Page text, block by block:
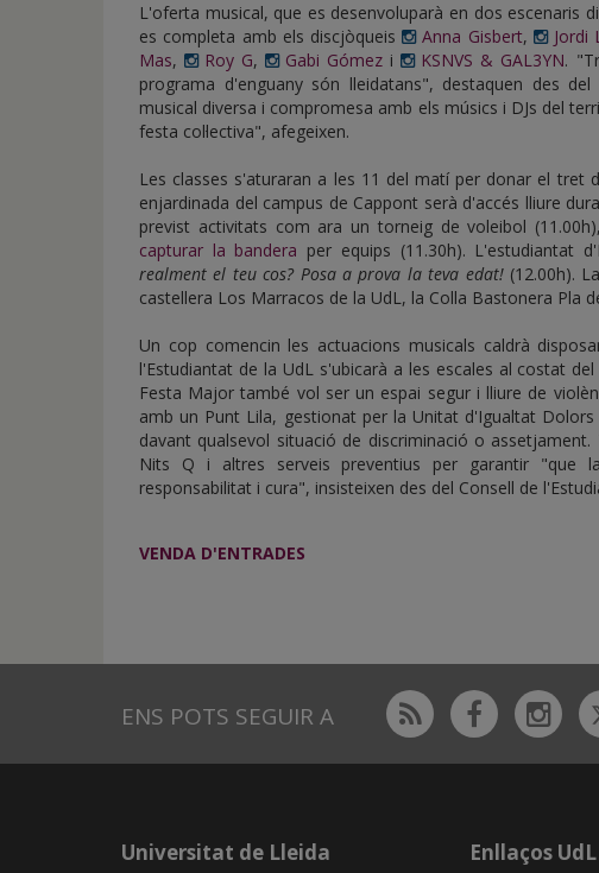
L'oferta musical, que es desenvoluparà en dos escenaris
es completa amb els discjòqueis
Anna Gisbert, Jordi
Mas, Roy G, Gabi Gómez i KSNVS & GAL3YN.
programa d'enguany són lleidatans", destaquen des
musical diversa i compromesa amb els músics i DJs del
festa col·lectiva", afegeixen.
Les classes s'aturaran a les 11 del matí per donar el tret
enjardinada del campus de Cappont serà d'accés lliure
previst activitats com ara un torneig de voleibol (11.00h),
capturar la bandera per equips (11.30h). L'estudiantat
realment el teu cos? Posa a prova la teva edat!(12.00h).
castellera Los Marracos de la UdL, la Colla Bastonera Pla
Un cop comencin les actuacions musicals caldrà
l'Estudiantat de la UdL s'ubicarà a les escales al costat
Festa Major també vol ser un espai segur i lliure de
amb un Punt Lila, gestionat per la Unitat d'Igualtat
davant qualsevol situació de discriminació o
Nits Q i altres serveis preventius per garantir "que
responsabilitat i cura", insisteixen des del Consell de
VENDA D'ENTRADES
ENS POTS SEGUIR A Rss Facebook
Universitat de Lleida Enllaços UdL